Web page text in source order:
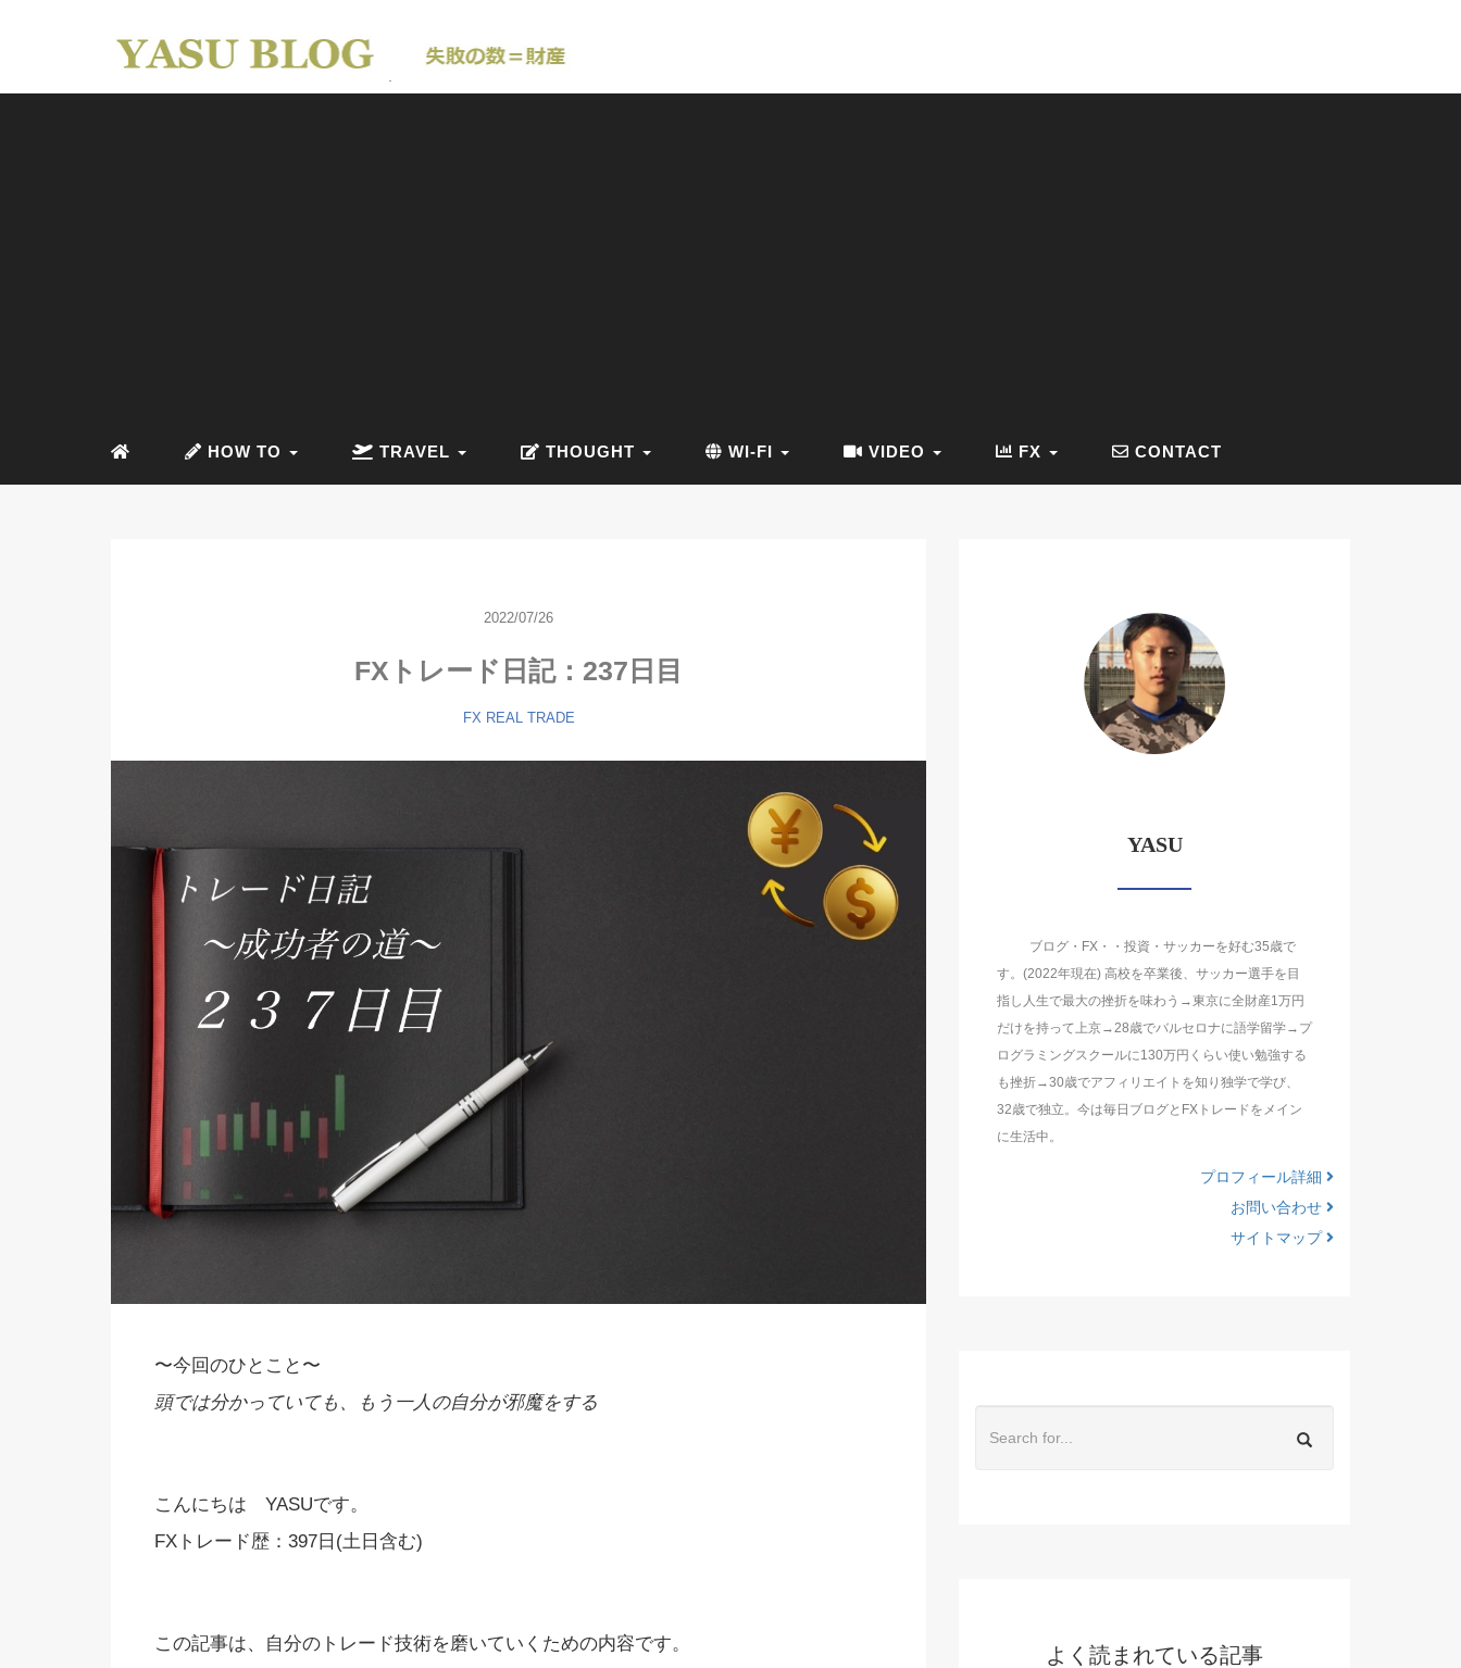
HOW TO TRAVEL THOUGHT WI-FI VIDEO FX CONTACT
2022/07/26
FXトレード日記：237日目
FX REAL TRADE
〜今回のひとこと〜
頭では分かっていても、もう一人の自分が邪魔をする
こんにちは YASUです。
FXトレード歴：397日(土日含む)
この記事は、自分のトレード技術を磨いていくための内容です。
YASU
ブログ・FX・・投資・サッカーを好む35歳で
す。(2022年現在) 高校を卒業後、サッカー選手を目
指し人生で最大の挫折を味わう→東京に全財産1万円
だけを持って上京→28歳でバルセロナに語学留学→プ
ログラミングスクールに130万円くらい使い勉強する
も挫折→30歳でアフィリエイトを知り独学で学び、
32歳で独立。今は毎日ブログとFXトレードをメイン
に生活中。
プロフィール詳細
お問い合わせ
サイトマップ
よく読まれている記事